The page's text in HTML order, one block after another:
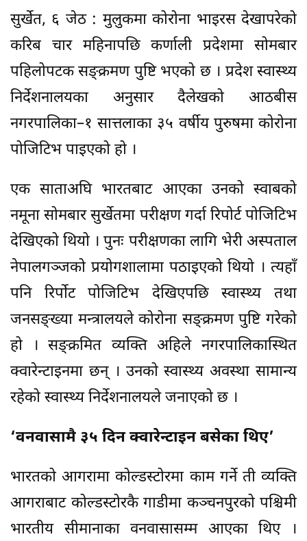
सुर्खेत, ६ जेठ : मुलुकमा कोरोना भाइरस देखापरेको
करिब चार महिनापछि कर्णाली प्रदेशमा सोमबार
पहिलोपटक सङ्क्रमण पुष्टि भएको छ । प्रदेश स्वास्थ्य
निर्देशनालयका अनुसार दैलेखको आठबीस
नगरपालिका–१ सात्तलाका ३५ वर्षीय पुरुषमा कोरोना
पोजिटिभ पाइएको हो ।
एक साताअघि भारतबाट आएका उनको स्वाबको
नमूना सोमबार सुर्खेतमा परीक्षण गर्दा रिपोर्ट पोजिटिभ
देखिएको थियो । पुनः परीक्षणका लागि भेरी अस्पताल
नेपालगञ्जको प्रयोगशालामा पठाइएको थियो । त्यहाँ
पनि रिर्पोट पोजिटिभ देखिएपछि स्वास्थ्य तथा
जनसङ्ख्या मन्त्रालयले कोरोना सङ्क्रमण पुष्टि गरेको
हो । सङ्क्रमित व्यक्ति अहिले नगरपालिकास्थित
क्वारेन्टाइनमा छन् । उनको स्वास्थ्य अवस्था सामान्य
रहेको स्वास्थ्य निर्देशनालयले जनाएको छ ।
‘वनवासामै ३५ दिन क्वारेन्टाइन बसेका थिए’
भारतको आगरामा कोल्डस्टोरमा काम गर्ने ती व्यक्ति
आगराबाट कोल्डस्टोरकै गाडीमा कञ्चनपुरको पश्चिमी
भारतीय सीमानाका वनवासासम्म आएका थिए ।